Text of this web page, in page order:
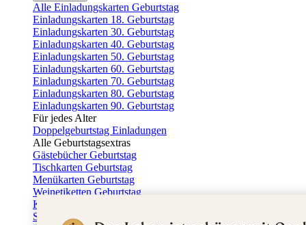
Alle Einladungskarten Geburtstag
Einladungskarten 18. Geburtstag
Einladungskarten 30. Geburtstag
Einladungskarten 40. Geburtstag
Einladungskarten 50. Geburtstag
Einladungskarten 60. Geburtstag
Einladungskarten 70. Geburtstag
Einladungskarten 80. Geburtstag
Einladungskarten 90. Geburtstag
Für jedes Alter
Doppelgeburtstag Einladungen
Alle Geburtstagsextras
Gästebücher Geburtstag
Tischkarten Geburtstag
Menükarten Geburtstag
Weinetiketten Geburtstag
Kartenbox Geburtstag
Save the Date Karten